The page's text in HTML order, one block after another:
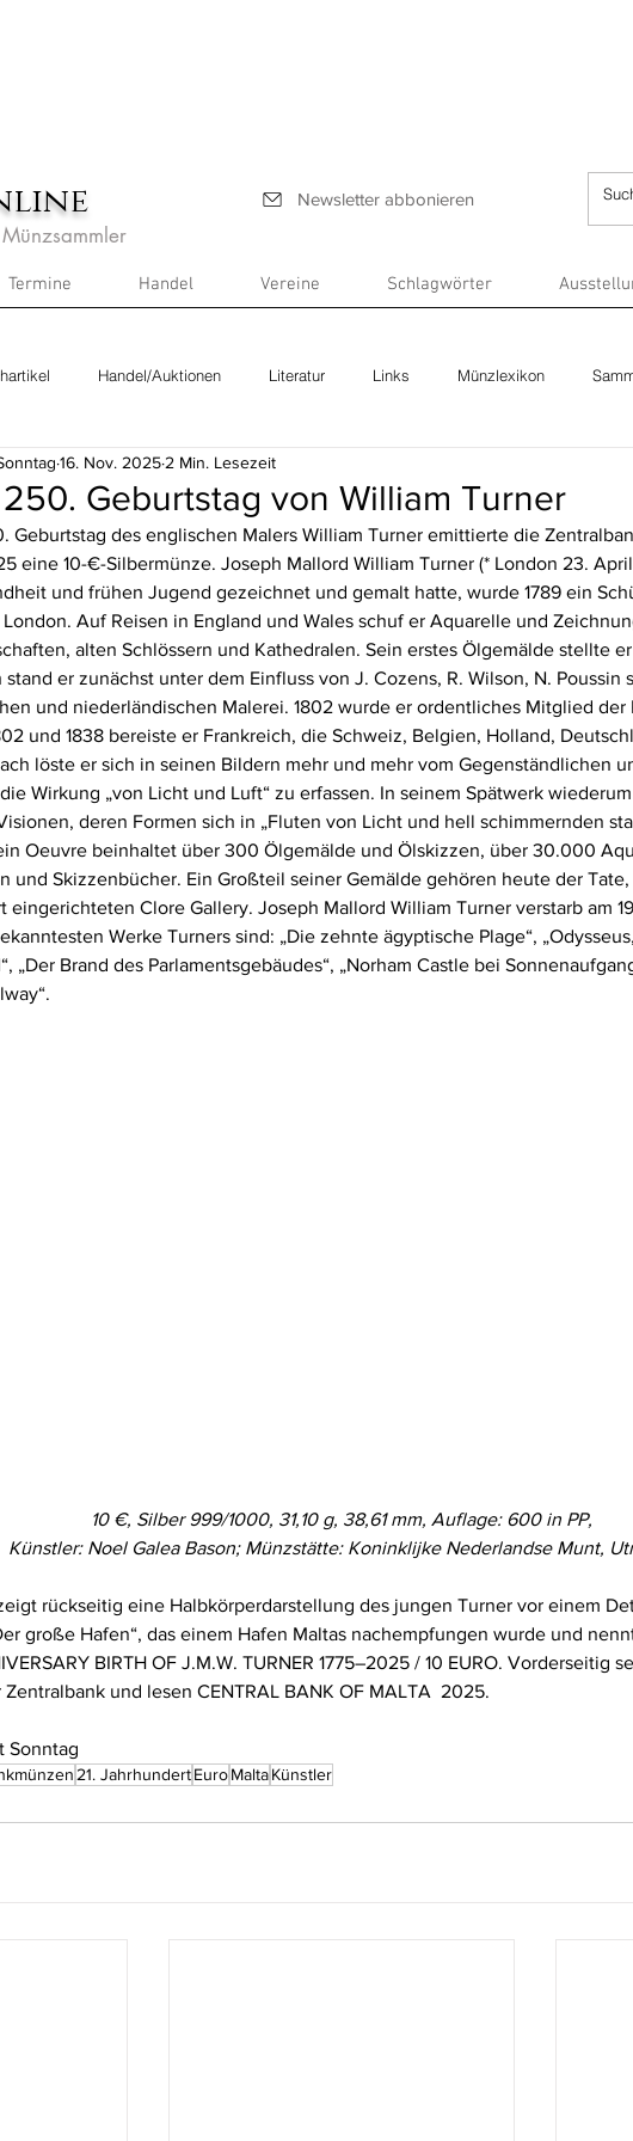
Newsletter abbonieren
Termine Handel Vereine Schlagwörter
Handel/Auktionen Literatur Links Münzlexikon
Geburtstag von William Turner
16. Nov. 2025 2 Min. Lesezeit
Geburtstag des englischen Malers William Turner emittierte die
eine 10-€-Silbermünze. Joseph Mallord William Turner (* London 23.
und frühen Jugend gezeichnet und gemalt hatte, wurde 1789 ein
Auf Reisen in England und Wales schuf er Aquarelle und
alten Schlössern und Kathedralen. Sein erstes Ölgemälde stellte er
stand er zunächst unter dem Einfluss von J. Cozens, R. Wilson, N. Poussin
und niederländischen Malerei. 1802 wurde er ordentliches Mitglied der
und 1838 bereiste er Frankreich, die Schweiz, Belgien, Holland,
löste er sich in seinen Bildern mehr und mehr vom Gegenständlichen
Wirkung „von Licht und Luft“ zu erfassen. In seinem Spätwerk
deren Formen sich in „Fluten von Licht und hell schimmernden
Oeuvre beinhaltet über 300 Ölgemälde und Ölskizzen, über 30.000
und Skizzenbücher. Ein Großteil seiner Gemälde gehören heute der
eingerichteten Clore Gallery. Joseph Mallord William Turner verstarb am
Werke Turners sind: „Die zehnte ägyptische Plage“,
„Der Brand des Parlamentsgebäudes“, „Norham Castle bei
10 €, Silber 999/1000, 31,10 g, 38,61 mm, Auflage: 600 in PP,
Künstler: Noel Galea Bason; Münzstätte: Koninklijke Nederlandse Munt,
rückseitig eine Halbkörperdarstellung des jungen Turner vor einem
große Hafen“, das einem Hafen Maltas nachempfungen wurde und
BIRTH OF J.M.W. TURNER 1775–2025 / 10 EURO. Vorderseitig
und lesen CENTRAL BANK OF MALTA  2025.
Sonntag
21. JahrhundertEuroMaltaKünstler